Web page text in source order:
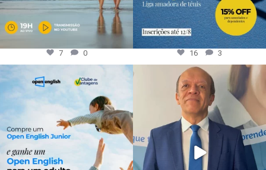
7 0 16 3